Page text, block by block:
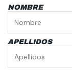
NOMBRE
APELLIDOS